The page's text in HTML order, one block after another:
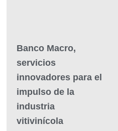
Banco Macro,
servicios
innovadores para el
impulso de la
industria
vitivinícola